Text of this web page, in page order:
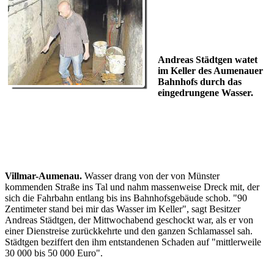
Andreas Städtgen watet
im Keller des Aumenauer
Bahnhofs durch das
eingedrungene Wasser.
Villmar-Aumenau. Wasser drang von der von Münster
kommenden Straße ins Tal und nahm massenweise Dreck mit, der
sich die Fahrbahn entlang bis ins Bahnhofsgebäude schob. "90
Zentimeter stand bei mir das Wasser im Keller", sagt Besitzer
Andreas Städtgen, der Mittwochabend geschockt war, als er von
einer Dienstreise zurückkehrte und den ganzen Schlamassel sah.
Städtgen beziffert den ihm entstandenen Schaden auf "mittlerweile
30 000 bis 50 000 Euro".